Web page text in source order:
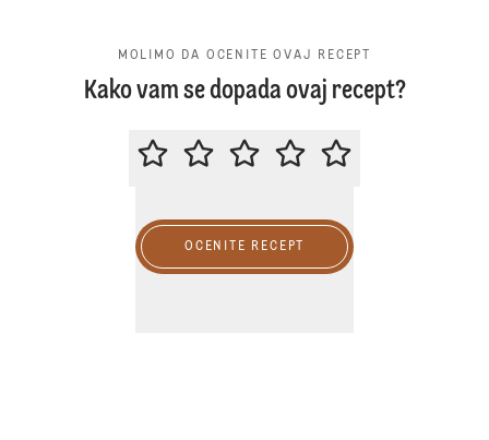
MOLIMO DA OCENITE OVAJ RECEPT
Kako vam se dopada ovaj recept?
MOLIMO DA OCENITE OVAJ
OCENITE RECEPT